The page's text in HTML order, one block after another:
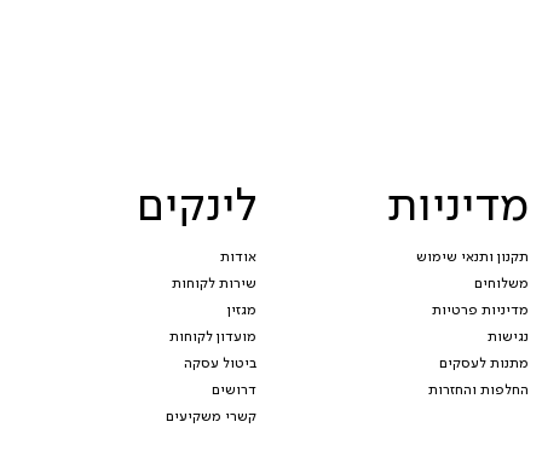
מדיניות
תקנון ותנאי שימוש
משלוחים
מדיניות פרטיות
נגישות
מתנות לעסקים
החלפות והחזרות
לינקים
אודות
שירות לקוחות
מגזין
מועדון לקוחות
ביטול עסקה
דרושים
קשרי משקיעים